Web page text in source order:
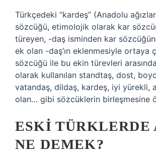
Türkçedeki “kardeş” (Anadolu
sözcüğü, etimolojik olarak kar
türeyen, -daş isminden kar
ek olan -daş’ın eklenmesiyle ortaya
sözcüğü ile bu ekin türevleri
olarak kullanılan standtaş, dost,
vatandaş, dildaş, kardeş, iyi yürekli,
olan… gibi sözcüklerin birleşmesine
ESKI TÜRKLERDE
NE DEMEK?